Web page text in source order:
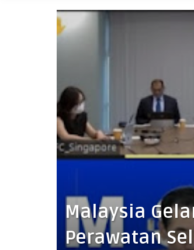
Malaysia
Perawatan